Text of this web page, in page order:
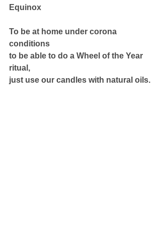
Equinox
To be at home under corona
conditions
to be able to do a Wheel of the Year
ritual,
just use our candles with natural oils.